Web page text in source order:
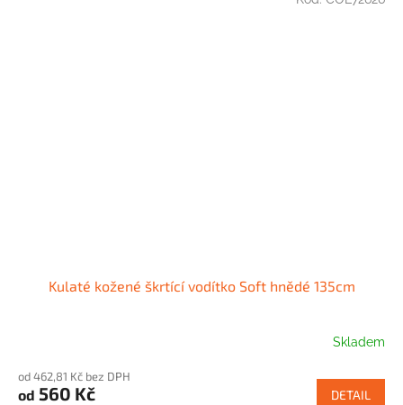
Kulaté kožené škrtící vodítko Soft hnědé 135cm
Skladem
od 462,81 Kč bez DPH
od 560 Kč DETAIL